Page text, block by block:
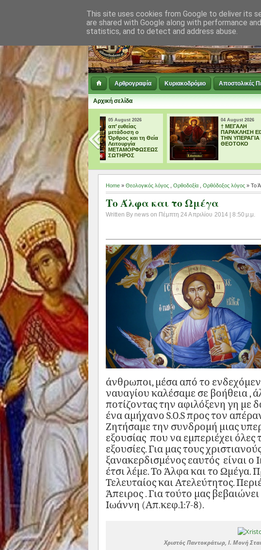
Αρθρογραφία Κυριακοδρόμιο Αποστολικές
Αρχική σελίδα
05 August 2026
μετάδοση ο
Όρθρος και τη Θεία
Λειτουργία
ΜΕΤΑΜΟΡΦΩΣΕΩΣ
ΣΩΤΗΡΟΣ
04 August 2026
† ΜΕΓΑΛΗ
ΠΑΡΑΚΛΗΣΗ ΕΙΣ
ΤΗΝ ΥΠΕΡΑΓΙΑ
ΘΕΟΤΟΚΟ
Home » Θεολογικός λόγος Ορθοδοξία Ορθόδοξος λόγος » Το
Το Άλφα και το Ωμέγα
Written By news on Πέμπτη 24 Απριλίου 2014 | 8:50 μ.μ.
άνθρωποι, μέσα από το
ναυαγίου καλέσαμε σε βοήθεια ,
ποτίζοντας την αφιλόξενη γη με
ένα αμήχανο S.O.S προς τον
Ζητήσαμε την συνδρομή μιας
εξουσίας που να εμπεριέχει όλες
εξουσίες. Για μας τους
ξανακερδισμένος εαυτός είναι ο
έτσι λέμε. Το Άλφα και το Ωμέγα.
Τελευταίος και Ατελεύτητος.
Άπειρος . Για τούτο μας
Ιωάννη (Απ.κεφ.1:7-8).
Χριστός Παντοκράτωρ, Ι. Μονή
This site uses cookies from Google to deliver its
are shared with Google along with performance
statistics, and to detect and address abuse.